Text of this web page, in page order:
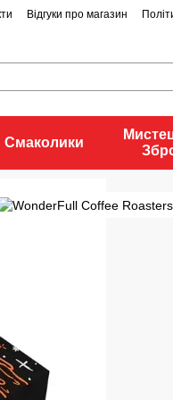
Відгуки про магазин
Смаколики